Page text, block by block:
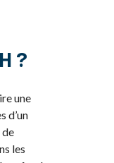
?
une
d’un
les